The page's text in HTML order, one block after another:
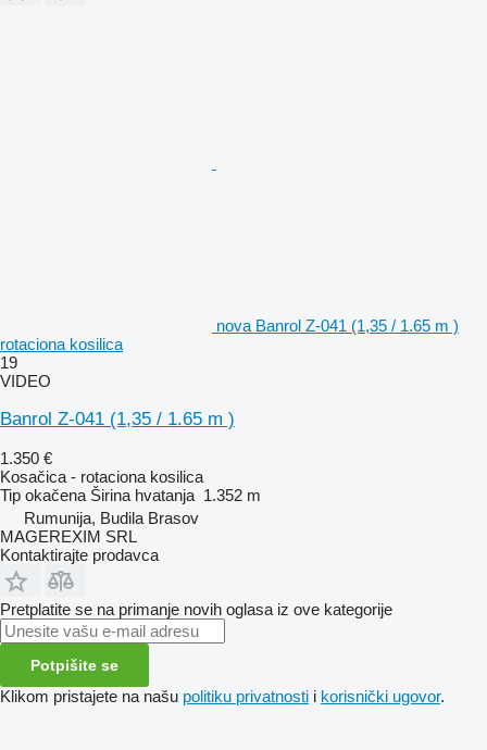
nova Banrol Z-041 (1,35 / 1.65 m )
rotaciona kosilica
19
VIDEO
Banrol Z-041 (1,35 / 1.65 m )
1.350 €
Kosačica - rotaciona kosilica
Tip okačena Širina hvatanja 1.352 m
Rumunija, Budila Brasov
MAGEREXIM SRL
Kontaktirajte prodavca
Pretplatite se na primanje novih oglasa iz ove kategorije
Potpišite se
Klikom pristajete na našu politiku privatnosti i korisnički ugovor.